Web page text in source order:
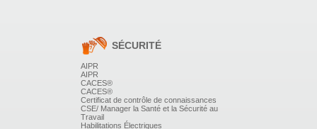
ressources personnelles
PREVENIR L'EXPRESSION DE LA VIOLENCE
SÉCURITÉ
AIPR
AIPR
CACES®
CACES®
Certificat de contrôle de connaissances
CSE/ Manager la Santé et la Sécurité au
Travail
Habilitations Électriques